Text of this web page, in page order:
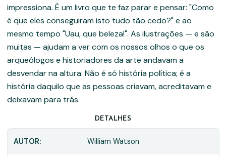
impressiona. É um livro que te faz parar e pensar: "Como
é que eles conseguiram isto tudo tão cedo?" e ao
mesmo tempo "Uau, que beleza!". As ilustrações — e são
muitas — ajudam a ver com os nossos olhos o que os
arqueólogos e historiadores da arte andavam a
desvendar na altura. Não é só história política; é a
história daquilo que as pessoas criavam, acreditavam e
deixavam para trás.
DETALHES
AUTOR: William Watson